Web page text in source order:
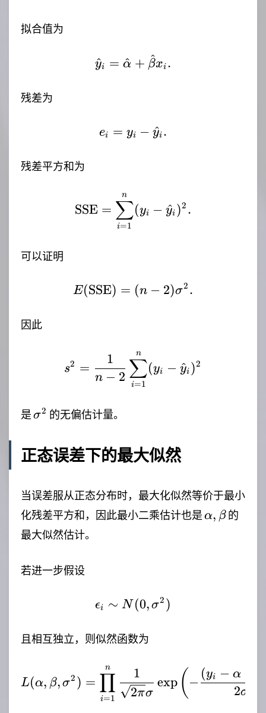
拟合值为
y
^i = α
^ + β
^xi .
残差为
e_i=y_i-\hat{y}_i.
ei = yi − y
^i .
残差平方和为
SSE =
i=1
∑
n
(yi − y
^i )2 .
可以证明
E(SSE) = (n − 2)σ2 .
因此
s^2=\frac{1}{n-
s2 =
n − 2
1
i=1
∑
n
(yi − y
^i )2
是\sigma^2
σ2 的无偏估计量。
正态误差下的最大似然
当误差服从正态分布时，最大化似然等价于最小
化残差平方和，因此最小二乘估计也是α, β的
最大似然估计。
若进一步假设
\epsilon_i\sim
ϵi ∼ N (0,σ2 )
且相互独立，则似然函数为
L(α, β, σ2 ) =
i=1
∏
n
2πσ
1
exp ( −
2σ
(yi − α